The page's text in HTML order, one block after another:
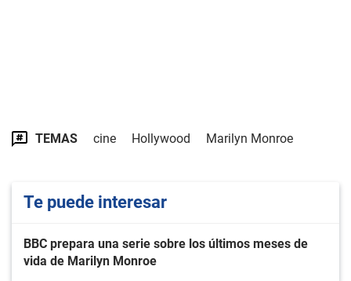
TEMAS cine Hollywood Marilyn Monroe
Te puede interesar
BBC prepara una serie sobre los últimos meses de
vida de Marilyn Monroe